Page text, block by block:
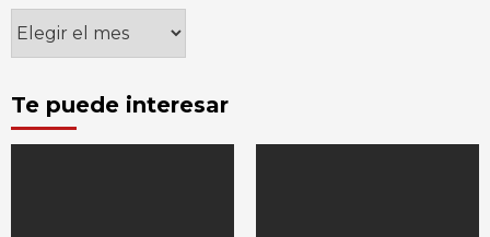
Archivos
Te puede interesar